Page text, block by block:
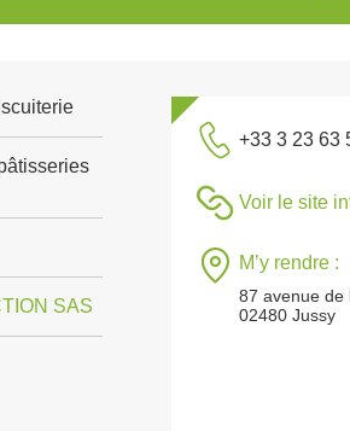
SAS
+33 3 23 63
Voir le site
M’y rendre :
87 avenue de
02480 Jussy